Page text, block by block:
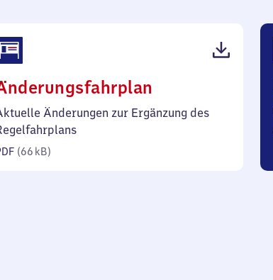
66
Änderungen zur Ergänzung des
(66 kB)